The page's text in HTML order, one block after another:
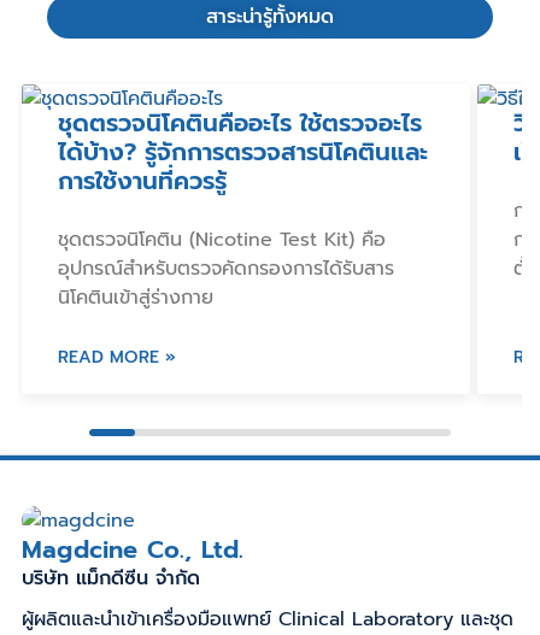
สาระน่ารู้ทั้งหมด
ชุดตรวจนิโคตินคืออะไร ใช้ตรวจอะไร
ได้บ้าง? รู้จักการตรวจสารนิโคตินและ
การใช้งานที่ควรรู้
ชุดตรวจนิโคติน (Nicotine Test Kit) คือ
อุปกรณ์สำหรับตรวจคัดกรองการได้รับสาร
นิโคตินเข้าสู่ร่างกาย
READ MORE »
วิ
เ
ก
ก
ตั้
Magdcine Co., Ltd.
บริษัท แม็กดีซีน จำกัด
ผู้ผลิตและนำเข้าเครื่องมือแพทย์ Clinical Laboratory และชุด